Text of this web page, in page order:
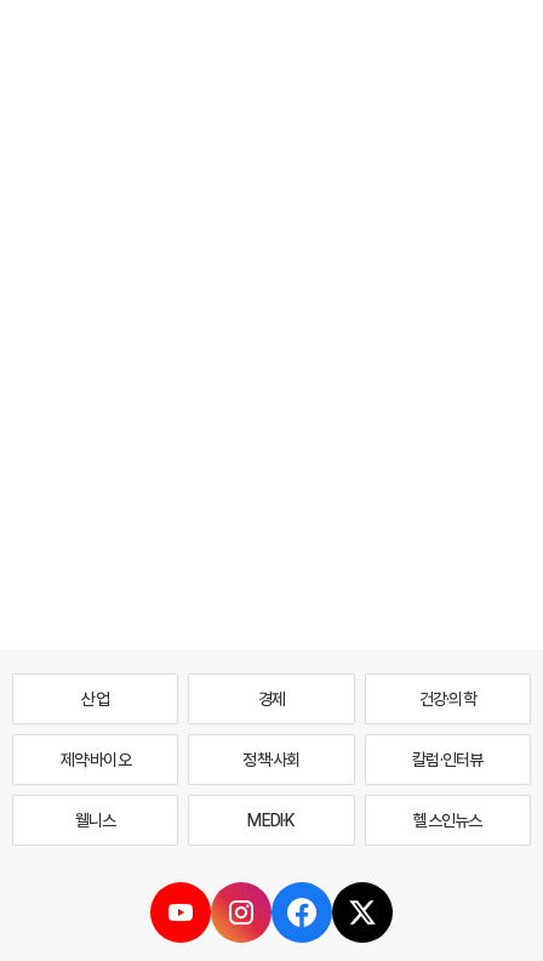
산업 경제 건강·의학
제약·바이오 정책·사회 칼럼·인터뷰
웰니스 MEDI·K 헬스인뉴스